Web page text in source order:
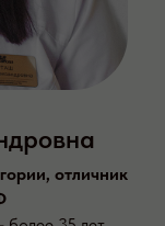
отличник